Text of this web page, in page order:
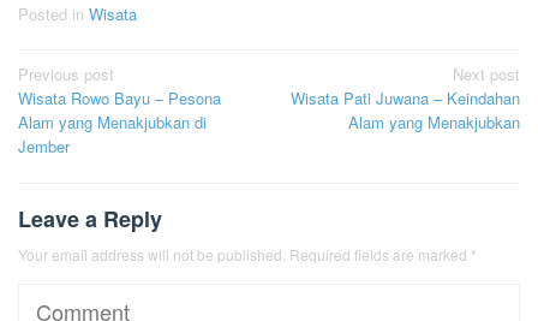
Posted in Wisata
Post
navigation
Previous post
Wisata Rowo Bayu – Pesona
Alam yang Menakjubkan di
Jember
Next post
Wisata Pati Juwana – Keindahan
Alam yang Menakjubkan
Leave a Reply
Your email address will not be published. Required fields are marked *